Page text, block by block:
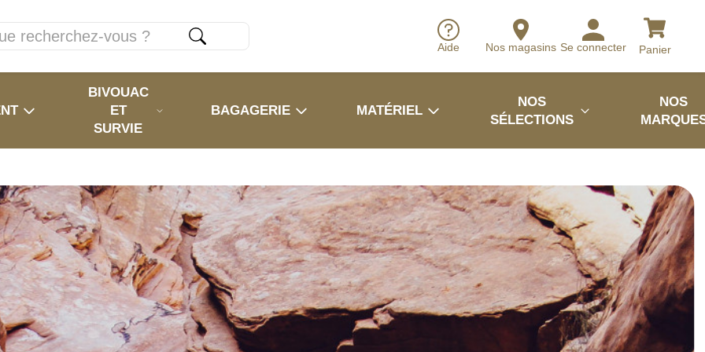
Aide Nos magasins Se connecter Panier
BIVOUAC
ET
SURVIE
BAGAGERIE MATÉRIEL
NOS
SÉLECTIONS
NOS